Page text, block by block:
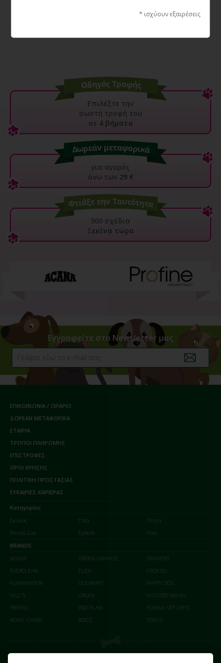
Επιλέξτε την
σωστή τροφή του
σε 4 βήματα
για αγορές
άνω των 29 €
500 σχέδια
Ξεκίνα τώρα
Εγγραφείτε στο Newsletter μας
ΕΠΙΚΟΙΝΩΝΙΑ / ΩΡΑΡΙΟ
ΔΩΡΕΑΝ ΜΕΤΑΦΟΡΙΚΑ
ΕΤΑΙΡΙΑ
ΤΡΟΠΟΙ ΠΛΗΡΩΜΗΣ
ΕΠΙΣΤΡΟΦΕΣ
ΟΡΟΙ ΧΡΗΣΗΣ
ΠΟΛΙΤΙΚΗ ΠΡΟΣΤΑΣΙΑΣ
ΕΥΚΑΙΡΙΕΣ ΚΑΡΙΕΡΑΣ
Κατηγορίες
Σκύλος
Γάτα
Πτηνά
Μικρά ζώα
Ερπετά
Ψάρι
BRANDS
ACANA
ARDEN GRANGE
EMINENT
EVERCLEAN
FLEXI
FRISKIES
FURMINATOR
GOURMET
HAPPY DOG
HILL'S
ORIJEN
NATURES MENU
PROPAC
PRO PLAN
PURINA VET DIETS
ROYAL CANIN
ROGZ TONUS
* ισχύουν εξαιρέσεις